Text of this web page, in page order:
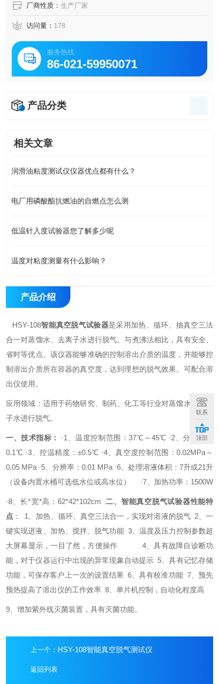
厂商性质： 生产厂家
访问量： 178
服务热线
86-021-59950071
产品分类
相关文章
润滑油粘度测试仪仪器优点都有什么？
电厂用磷酸酯抗燃油的自燃点怎么测
低温针入度试验器您了解多少呢
温度对粘度测量有什么影响？
产品介绍
HSY-108智能真空脱气试验器是采用加热、循环、抽真空三法
合一对蒸馏水、去离子水进行脱气。与煮沸法相比，具有安全、
省时等优点。该仪器能够准确的控制溶出介质的温度，并能够控
制溶出介质所在容器的真空度，达到理想的脱气效果。可配合溶
出仪使用。
应用领域：适用于药物研究、制药、化工等行业对蒸馏水、去离
子水进行脱气。
一、技术指标： ·1、温度控制范围：37℃～45℃ ·2、分辨率：
0.1℃ ·3、控温精度：±0.5℃ ·4、真空度控制范围：0.02MPa～
0.05 MPa ·5、分辨率：0.01 MPa ·6、处理溶液体积：7升或21升
（设备内置水桶可选低水位或高水位） ·7、加热功率：1500W
·8、长*宽*高：62*42*102cm
二、智能真空脱气试验器性能特
点 ： 1、加热、循环、真空三法合一，实现对溶液的脱气2、一
键实现进液、加热、搅拌、脱气功能3、温度及压力控制参数超
大屏幕显示，一目了然，方便操作
4、具有故障自诊断功
能，对于仪器运行中出现的异常现象自动提示 5、具有记忆存储
功能，可保存客户上一次的设置结果 6、具有校准功能7、预先
预热提高了溶出仪的工作效率 8、单片机控制，自动化程度高
9、增加紫外线灭菌装置，具有灭菌功能。
上一个： HSY-108智能真空脱气测试仪
返回列表
联系
顶部